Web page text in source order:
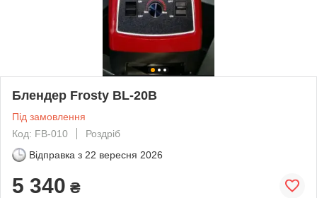
Блендер Frosty BL-20B
Під замовлення
Код: FB-010
Роздріб
Відправка з 22 вересня 2026
5 340 ₴